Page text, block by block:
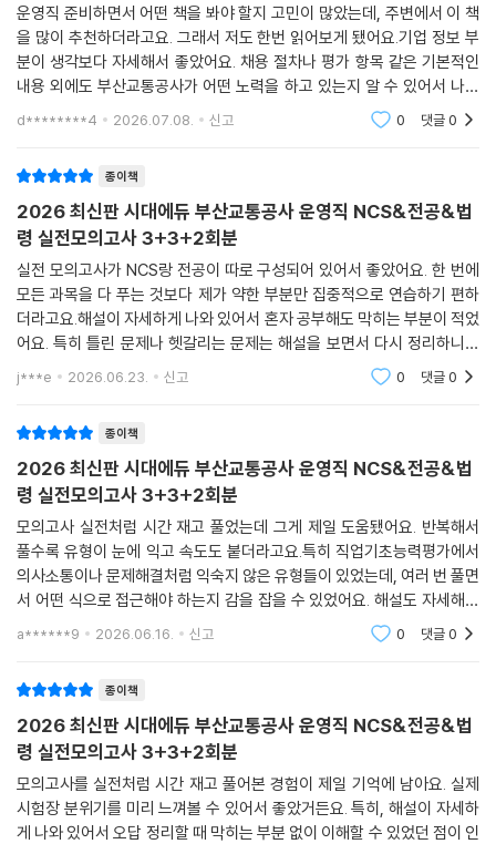
운영직 준비하면서 어떤 책을 봐야 할지 고민이 많았는데, 주변에서 이 책
을 많이 추천하더라고요. 그래서 저도 한번 읽어보게 됐어요.기업 정보 부
분이 생각보다 자세해서 좋았어요. 채용 절차나 평가 항목 같은 기본적인
내용 외에도 부산교통공사가 어떤 노력을 하고 있는지 알 수 있어서 나중
에 면접 볼 때도 도움이 될 것 같다는 생각이 들었거든요.실전 모의고사가
d********4 2026.07.08. 신고 0 댓글0
종이책
2026 최신판 시대에듀 부산교통공사 운영직 NCS&전공&법
령 실전모의고사 3+3+2회분
실전 모의고사가 NCS랑 전공이 따로 구성되어 있어서 좋았어요. 한 번에
모든 과목을 다 푸는 것보다 제가 약한 부분만 집중적으로 연습하기 편하
더라고요.해설이 자세하게 나와 있어서 혼자 공부해도 막히는 부분이 적었
어요. 특히 틀린 문제나 헷갈리는 문제는 해설을 보면서 다시 정리하니까
어떤 개념을 놓치고 있었는지 확실히 알 수 있었어요.부산교통공사 시험
준비하는 친구들한
j***e 2026.06.23. 신고 0 댓글0
종이책
2026 최신판 시대에듀 부산교통공사 운영직 NCS&전공&법
령 실전모의고사 3+3+2회분
모의고사 실전처럼 시간 재고 풀었는데 그게 제일 도움됐어요. 반복해서
풀수록 유형이 눈에 익고 속도도 붙더라고요.특히 직업기초능력평가에서
의사소통이나 문제해결처럼 익숙지 않은 유형들이 있었는데, 여러 번 풀면
서 어떤 식으로 접근해야 하는지 감을 잡을 수 있었어요. 해설도 자세해서
제가 왜 틀렸는지 정확히 알 수 있어서 좋았어요.시험 직전에 감 잡는 용도
a******9 2026.06.16. 신고 0 댓글0
종이책
2026 최신판 시대에듀 부산교통공사 운영직 NCS&전공&법
령 실전모의고사 3+3+2회분
모의고사를 실전처럼 시간 재고 풀어본 경험이 제일 기억에 남아요. 실제
시험장 분위기를 미리 느껴볼 수 있어서 좋았거든요. 특히, 해설이 자세하
게 나와 있어서 오답 정리할 때 막히는 부분 없이 이해할 수 있었던 점이 인